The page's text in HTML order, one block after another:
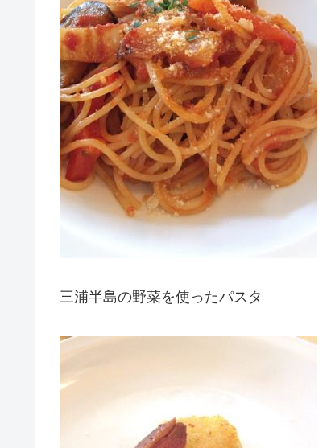
三浦半島の野菜を使ったパスタ